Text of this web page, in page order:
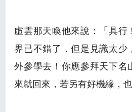
虛雲那天喚他來說：「具行
界已不錯了，但是見識太少
外參學去！你應參拜天下名
來就回來，若另有好機緣，